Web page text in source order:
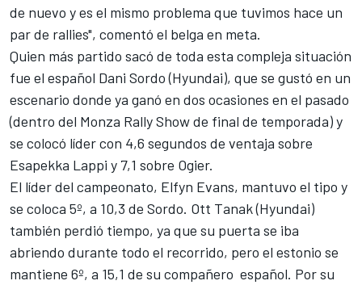
de nuevo y es el mismo problema que tuvimos hace un
par de rallies", comentó el belga en meta.
Quien más partido sacó de toda esta compleja situación
fue el español Dani Sordo(Hyundai), que se gustó en un
escenario donde ya ganó en dos ocasiones en el pasado
(dentro del Monza Rally Show de final de temporada) y
se colocó líder con 4,6 segundos de ventaja sobre
Esapekka Lappi y 7,1 sobre Ogier.
El líder del campeonato, Elfyn Evans, mantuvo el tipo y
se coloca 5º, a 10,3 de Sordo. Ott Tanak(Hyundai)
también perdió tiempo, ya que su puerta se iba
abriendo durante todo el recorrido, pero el estonio se
mantiene 6º, a 15,1 de su compañero español. Por su